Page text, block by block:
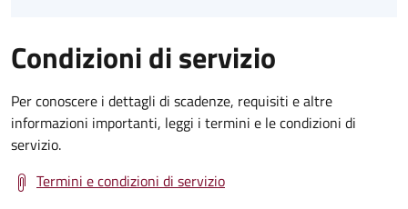
Condizioni di servizio
Per conoscere i dettagli di scadenze, requisiti e altre
informazioni importanti, leggi i termini e le condizioni di
servizio.
Termini e condizioni di servizio